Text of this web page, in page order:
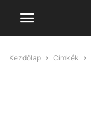
Kezdőlap Címkék